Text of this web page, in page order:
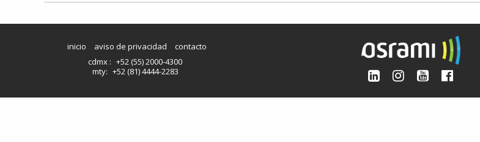
inicio aviso de privacidad
contacto
cdmx : +52 (55) 2000-4300
mty: +52 (81) 4444-2283